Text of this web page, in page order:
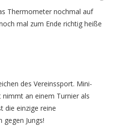
Thermometer nochmal auf
mal zum Ende richtig heiße
des Vereinssport. Mini-
an einem Turnier als
die einzige reine
Jungs!